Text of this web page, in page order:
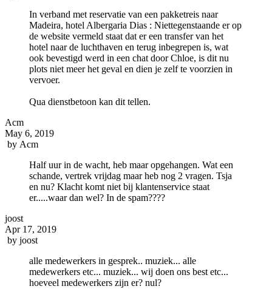
In verband met reservatie van een pakketreis naar
Madeira, hotel Albergaria Dias : Niettegenstaande er op
de website vermeld staat dat er een transfer van het
hotel naar de luchthaven en terug inbegrepen is, wat
ook bevestigd werd in een chat door Chloe, is dit nu
plots niet meer het geval en dien je zelf te voorzien in
vervoer.
Qua dienstbetoon kan dit tellen.
Acm
May 6, 2019
by Acm
Half uur in de wacht, heb maar opgehangen. Wat een
schande, vertrek vrijdag maar heb nog 2 vragen. Tsja
en nu? Klacht komt niet bij klantenservice staat
er.....waar dan wel? In de spam????
joost
Apr 17, 2019
by joost
alle medewerkers in gesprek.. muziek... alle
medewerkers etc... muziek... wij doen ons best etc...
hoeveel medewerkers zijn er? nul?